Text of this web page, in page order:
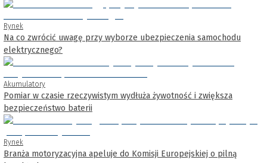
Rynek
Na co zwrócić uwagę przy wyborze ubezpieczenia samochodu
elektrycznego?
Akumulatory
Pomiar w czasie rzeczywistym wydłuża żywotność i zwiększa
bezpieczeństwo baterii
Rynek
Branża motoryzacyjna apeluje do Komisji Europejskiej o pilną